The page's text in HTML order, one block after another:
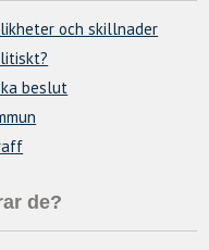
och skillnader
beslut
de?